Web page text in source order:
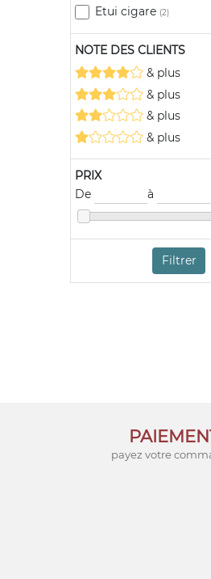
Etui cigare (2)
NOTE DES CLIENTS
& plus
& plus
& plus
& plus
PRIX
De
à
Filtrer
payez votre